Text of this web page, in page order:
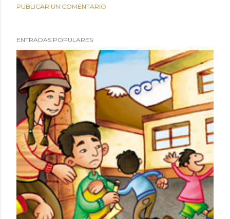
PUBLICAR UN COMENTARIO
ENTRADAS POPULARES